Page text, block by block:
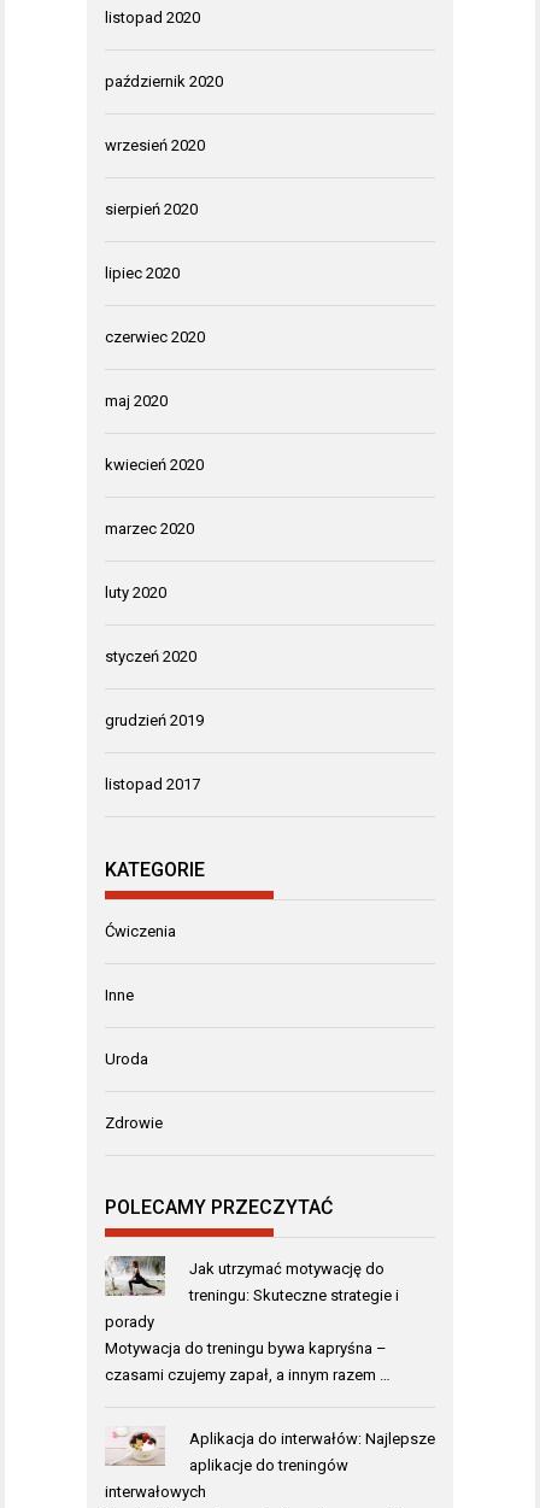
listopad 2020
październik 2020
wrzesień 2020
sierpień 2020
lipiec 2020
czerwiec 2020
maj 2020
kwiecień 2020
marzec 2020
luty 2020
styczeń 2020
grudzień 2019
listopad 2017
KATEGORIE
Ćwiczenia
Inne
Uroda
Zdrowie
POLECAMY PRZECZYTAĆ
Jak utrzymać motywację do
treningu: Skuteczne strategie i
porady
Motywacja do treningu bywa kapryśna –
czasami czujemy zapał, a innym razem …
Aplikacja do interwałów: Najlepsze
aplikacje do treningów
interwałowych